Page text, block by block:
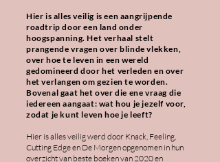
Hier is alles veilig is een aangrijpende
roadtrip door een land onder
hoogspanning. Het verhaal stelt
prangende vragen over blinde vlekken,
over hoe te leven in een wereld
gedomineerd door het verleden en over
het verlangen om gezien te worden.
Bovenal gaat het over die ene vraag die
iedereen aangaat: wat hou je jezelf voor,
zodat je kunt leven hoe je leeft?
Hier is alles veilig werd door Knack, Feeling,
Cutting Edge en De Morgen opgenomen in hun
overzicht van beste boeken van 2020 en